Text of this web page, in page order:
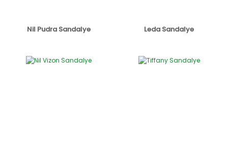
Nil Pudra Sandalye Leda Sandalye